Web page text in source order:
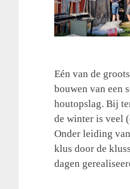
Eén van de
bouwen van een
houtopslag. Bij
de winter is veel
Onder leiding
klus door de
dagen